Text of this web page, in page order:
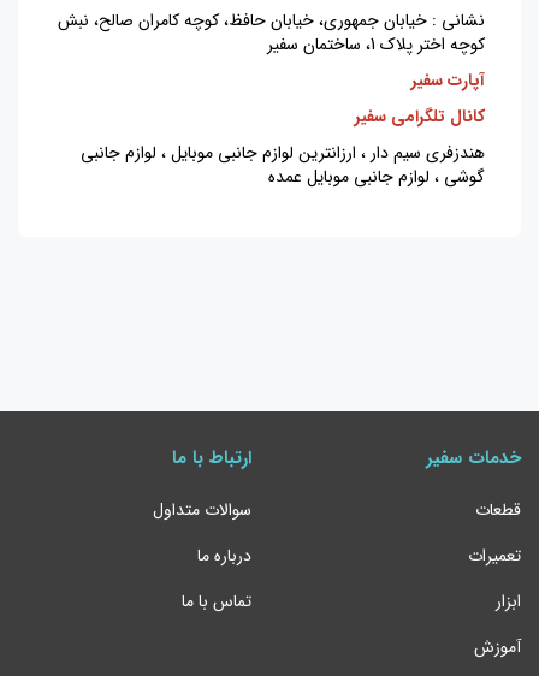
نشانی : خیابان جمهوری، خیابان حافظ، کوچه کامران صالح، نبش
کوچه اختر پلاک 1، ساختمان سفیر
آپارت سفیر
کانال تلگرامی سفیر
هندزفری سیم دار ، ارزانترین لوازم جانبی موبایل ، لوازم جانبی
گوشی ، لوازم جانبی موبایل عمده
خدمات سفیر
قطعات
تعمیرات
ابزار
آموزش
ارتباط با ما
سوالات متداول
درباره ما
تماس با ما